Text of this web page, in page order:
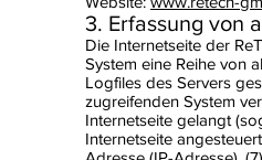
3. Erfassung von
Die Internetseite der
System eine Reihe von
Logfiles des Servers
zugreifenden System
Internetseite gelangt
Internetseite